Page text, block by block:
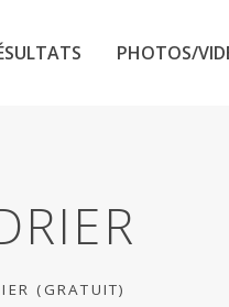
PHOTOS/
(GRATUIT)